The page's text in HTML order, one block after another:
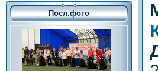
Посл.фото